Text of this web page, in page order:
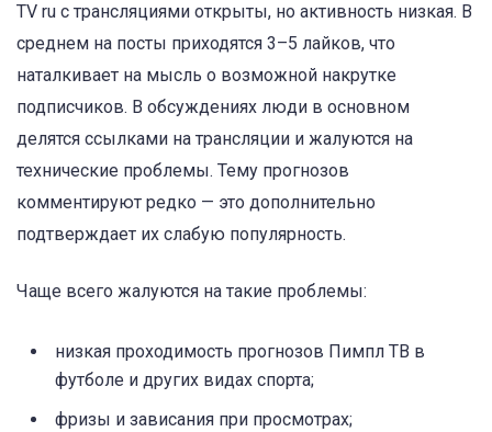
TV ru с трансляциями открыты, но активность низкая. В
среднем на посты приходятся 3–5 лайков, что
наталкивает на мысль о возможной накрутке
подписчиков. В обсуждениях люди в основном
делятся ссылками на трансляции и жалуются на
технические проблемы. Тему прогнозов
комментируют редко — это дополнительно
подтверждает их слабую популярность.
Чаще всего жалуются на такие проблемы:
низкая проходимость прогнозов Пимпл ТВ в
футболе и других видах спорта;
фризы и зависания при просмотрах;